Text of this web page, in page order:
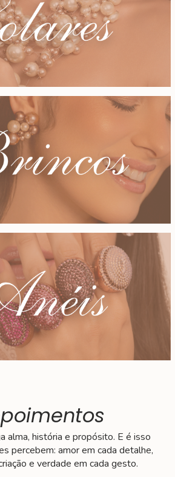
alma, história e propósito. E é isso
percebem: amor em cada detalhe,
e verdade em cada gesto.